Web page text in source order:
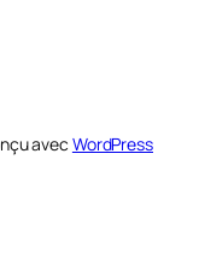
avec WordPress